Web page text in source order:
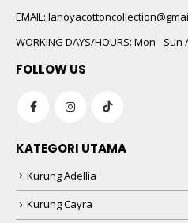
EMAIL:
WORKING DAYS/HOURS: Mon - Sun
FOLLOW US
KATEGORI UTAMA
Kurung Adellia
Kurung Cayra